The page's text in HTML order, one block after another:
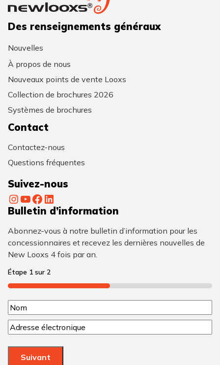
Des renseignements généraux
Nouvelles
À propos de nous
Nouveaux points de vente Looxs
Collection de brochures 2026
Systèmes de brochures
Contact
Contactez-nous
Questions fréquentes
Suivez-nous
InstagramYouTube Facebook LinkedIn
Bulletin d’information
Abonnez-vous à notre bulletin d’information pour les
concessionnaires et recevez les dernières nouvelles de
New Looxs 4 fois par an.
Étape 1 sur 2
50%
N
o
m
N
o
C
o
u
Suivant